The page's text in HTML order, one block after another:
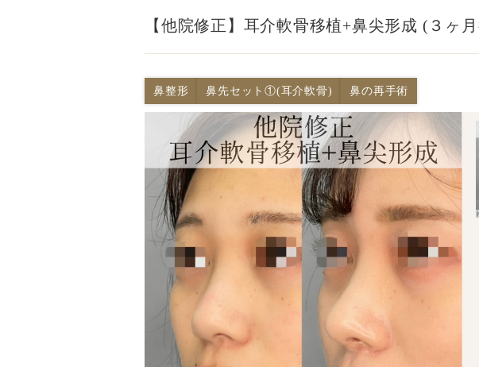
【他院修正】耳介軟骨移植+鼻尖形成 (３ヶ月
鼻整形 鼻先セット①(耳介軟骨) 鼻の再手術